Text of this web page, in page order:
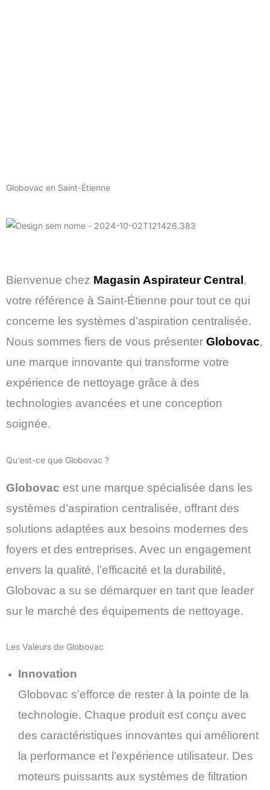
Globovac en Saint-Étienne
Bienvenue chez Magasin Aspirateur Central ,
votre référence à Saint-Étienne pour tout ce qui
concerne les systèmes d’aspiration centralisée.
Nous sommes fiers de vous présenter Globovac,
une marque innovante qui transforme votre
expérience de nettoyage grâce à des
technologies avancées et une conception
soignée.
Qu'est-ce que Globovac ?
Globovac est une marque spécialisée dans les
systèmes d’aspiration centralisée, offrant des
solutions adaptées aux besoins modernes des
foyers et des entreprises. Avec un engagement
envers la qualité, l’efficacité et la durabilité,
Globovac a su se démarquer en tant que leader
sur le marché des équipements de nettoyage.
Les Valeurs de Globovac
Innovation
Globovac s’efforce de rester à la pointe de la
technologie. Chaque produit est conçu avec
des caractéristiques innovantes qui améliorent
la performance et l’expérience utilisateur. Des
moteurs puissants aux systèmes de filtration